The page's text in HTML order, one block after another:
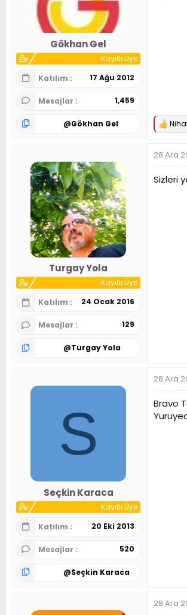
Gökhan Gel
Kayıtlı Üye
Katılım
17 Ağu 2012
Mesajlar 1,459
@Gökhan Gel
T
k
i
l
e
Turgay Yola
Kayıtlı Üye
Katılım
24 Ocak 2016
Mesajlar 129
@Turgay Yola
28 Ara
Sizleri
S
Seçkin Karaca
Kayıtlı Üye
Katılım
20 Eki 2013
Mesajlar 520
@Seçkin Karaca
28 Ara
Bravo
28 Ara